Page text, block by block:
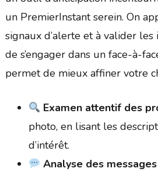
un PremierInstant serein. On
signaux d’alerte et à valider les
de s’engager dans un face-à-
permet de mieux affiner votre
Examen attentif des
photo, en lisant les
d’intérêt.
Analyse des messages